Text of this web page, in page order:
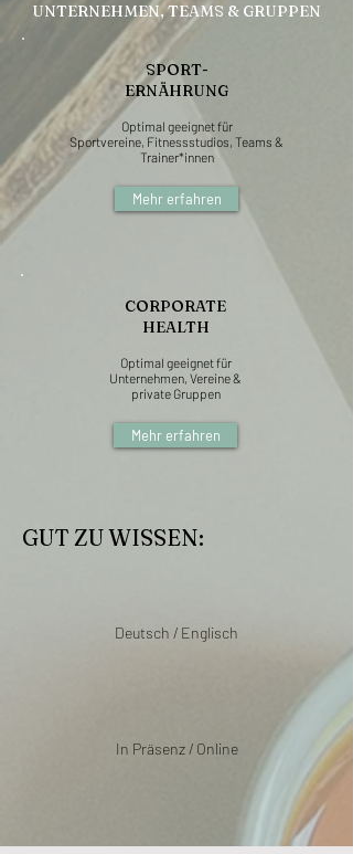
UNTERNEHMEN, TEAMS & GRUPPEN
SPORT-
ERNÄHRUNG
Optimal geeignet für
Sportvereine, Fitnessstudios, Teams &
Trainer*innen
Mehr erfahren
CORPORATE
HEALTH
Optimal geeignet für
Unternehmen, Vereine &
private Gruppen
Mehr erfahren
GUT ZU WISSEN:
Deutsch / Englisch
In Präsenz / Online